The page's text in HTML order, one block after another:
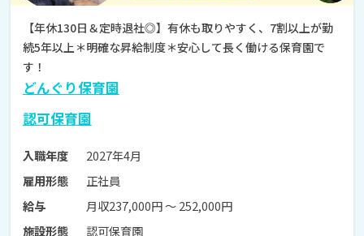
【年休130日＆定時退社◎】有休も取りやすく、7割以上が勤
続5年以上＊明確な昇給制度＊安心して長く働ける保育園で
す！
どんぐり保育園
認可保育園
入職年度
2027年4月
雇用形態
正社員
給与
月収237,000円 〜 252,000円
施設形態
認可保育園